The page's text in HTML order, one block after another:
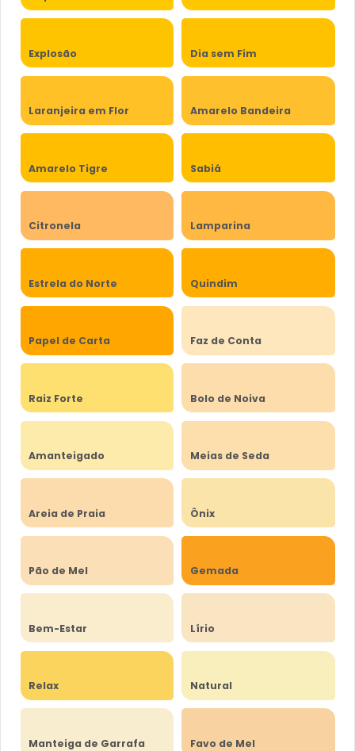
Explosão Dia sem Fim
Laranjeira em Flor Amarelo Bandeira
Amarelo Tigre Sabiá
Citronela Lamparina
Estrela do Norte Quindim
Papel de Carta Faz de Conta
Raiz Forte Bolo de Noiva
Amanteigado Meias de Seda
Areia de Praia Ônix
Pão de Mel Gemada
Bem-Estar Lírio
Relax Natural
Manteiga de Garrafa Favo de Mel